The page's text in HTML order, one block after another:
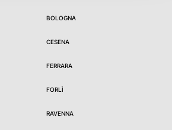
BOLOGNA
CESENA
FERRARA
FORLÌ
RAVENNA